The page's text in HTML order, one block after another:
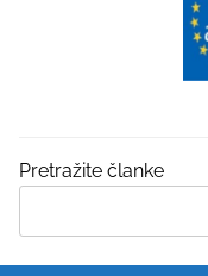
Pretražite članke